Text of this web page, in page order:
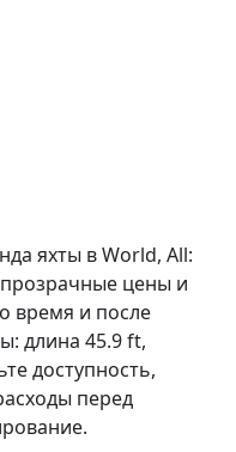
яхты в World, All:
цены и
время и после
длина 45.9 ft,
доступность,
перед